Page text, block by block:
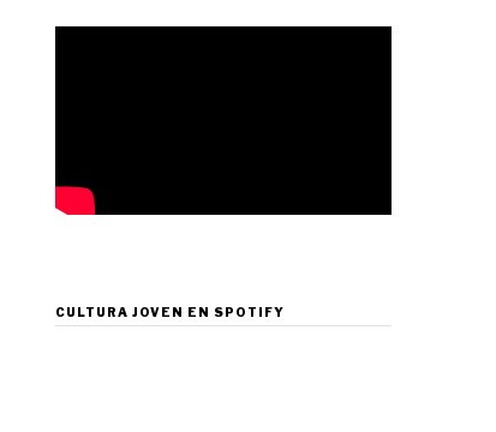
CULTURA JOVEN EN SPOTIFY